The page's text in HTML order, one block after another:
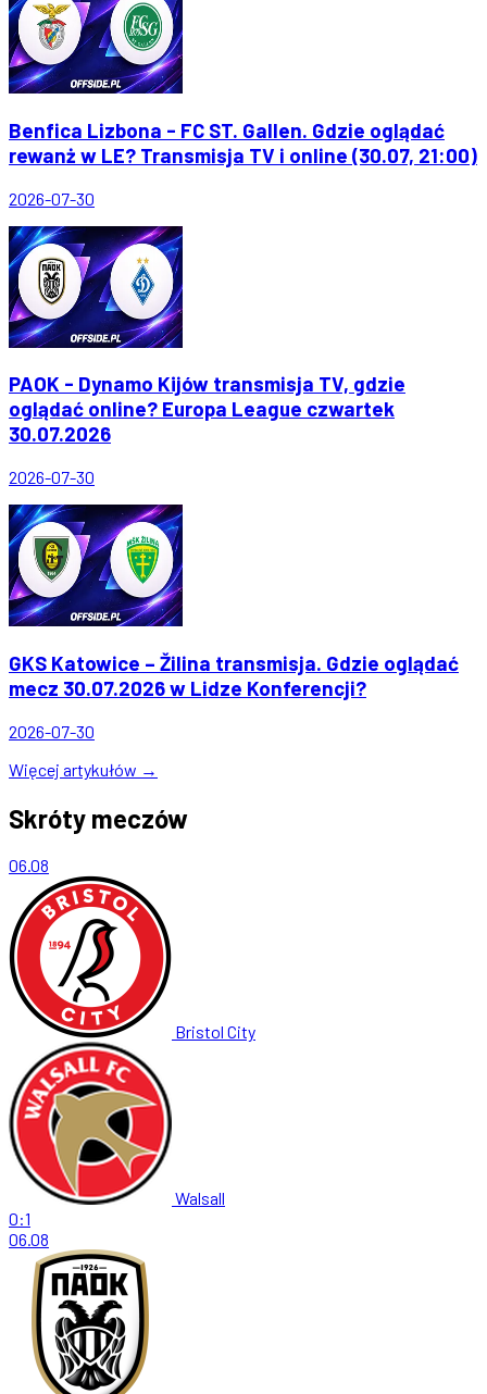
Benfica Lizbona - FC ST. Gallen. Gdzie oglądać
rewanż w LE? Transmisja TV i online (30.07, 21:00)
2026-07-30
PAOK - Dynamo Kijów transmisja TV, gdzie
oglądać online? Europa League czwartek
30.07.2026
2026-07-30
GKS Katowice – Žilina transmisja. Gdzie oglądać
mecz 30.07.2026 w Lidze Konferencji?
2026-07-30
Więcej artykułów →
Skróty meczów
06.08
Bristol City
Walsall
0:1
06.08